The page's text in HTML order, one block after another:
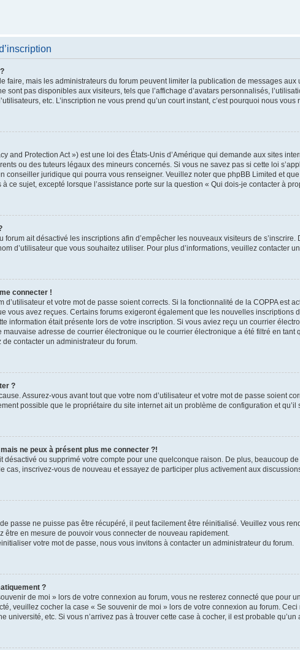
faire, mais les administrateurs du forum peuvent limiter la publication de messages
sont pas disponibles aux visiteurs, tels que l’affichage d’avatars personnalisés,
etc. L’inscription ne vous prend qu’un court instant, c’est pourquoi nous vous
and Protection Act ») est une loi des États-Unis d’Amérique qui demande aux sites
ou des tuteurs légaux des mineurs concernés. Si vous ne savez pas si cette loi
conseiller juridique qui pourra vous renseigner. Veuillez noter que phpBB Limited et
ce sujet, excepté lorsque l’assistance porte sur la question « Qui dois-je contacter à
forum ait désactivé les inscriptions afin d’empêcher les nouveaux visiteurs de
d’utilisateur que vous souhaitez utiliser. Pour plus d’informations, veuillez contacter
connecter !
et votre mot de passe soient corrects. Si la fonctionnalité de la COPPA est
vous avez reçues. Certains forums exigeront également que les nouvelles inscriptions
information était présente lors de votre inscription. Si vous aviez reçu un courrier
adresse de courrier électronique ou le courrier électronique a été filtré en
contacter un administrateur du forum.
?
Assurez-vous avant tout que votre nom d’utilisateur et votre mot de passe soient
possible que le propriétaire du site internet ait un problème de configuration et qu’il
ne peux à présent plus me connecter ?!
désactivé ou supprimé votre compte pour une quelconque raison. De plus, beaucoup
cas, inscrivez-vous de nouveau et essayez de participer plus activement aux
passe ne puisse pas être récupéré, il peut facilement être réinitialisé. Veuillez vous
être en mesure de pouvoir vous connecter de nouveau rapidement.
votre mot de passe, nous vous invitons à contacter un administrateur du forum.
?
de moi » lors de votre connexion au forum, vous ne resterez connecté que pour
veuillez cocher la case « Se souvenir de moi » lors de votre connexion au forum.
université, etc. Si vous n’arrivez pas à trouver cette case à cocher, il est probable